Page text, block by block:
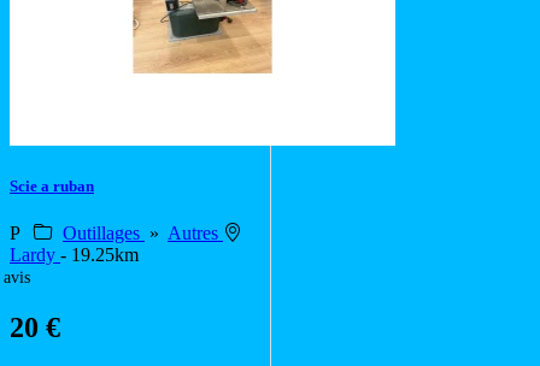
Scie a ruban
P Outillages » Autres
Lardy - 19.25km
avis
20 €